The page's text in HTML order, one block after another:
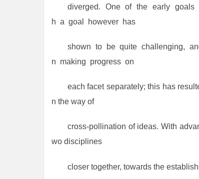
diverged. One of the early goals
h a goal however has
shown to be quite challenging,
n making progress on
each facet separately; this has
n the way of
cross-pollination of ideas. With
wo disciplines
closer together, towards the